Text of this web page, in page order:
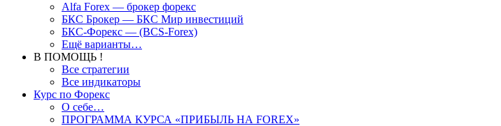
Alfa Forex — брокер форекс
БКС Брокер — БКС Мир инвестиций
БКС-Форекс — (BCS-Forex)
Ещё варианты…
В ПОМОЩЬ !
Все стратегии
Все индикаторы
Курс по Форекс
О себе…
ПРОГРАММА КУРСА «ПРИБЫЛЬ НА FOREX»